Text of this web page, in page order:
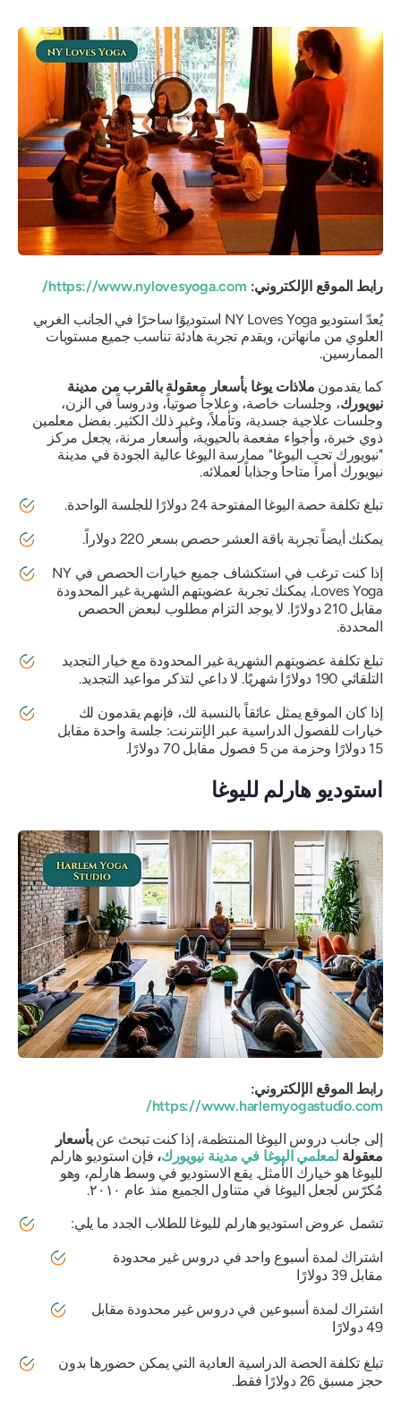
رابط الموقع الإلكتروني: https://www.nylovesyoga.com/
يُعدّ استوديو NY Loves Yoga استوديوًا ساحرًا في الجانب الغربي
العلوي من مانهاتن، ويقدم تجربة هادئة تناسب جميع مستويات
الممارسين.
كما يقدمونملاذات يوغا بأسعار معقولة بالقرب من مدينة
نيويورك، وجلسات خاصة، وعلاجاً صوتياً، ودروساً في الزن،
وجلسات علاجية جسدية، وتأملاً، وغير ذلك الكثير. بفضل معلمين
ذوي خبرة، وأجواء مفعمة بالحيوية، وأسعار مرنة، يجعل مركز
"نيويورك تحب اليوغا" ممارسة اليوغا عالية الجودة في مدينة
نيويورك أمراً متاحاً وجذاباً لعملائه.
تبلغ تكلفة حصة اليوغا المفتوحة 24 دولارًا للجلسة الواحدة.
يمكنك أيضاً تجربة باقة العشر حصص بسعر 220 دولاراً.
إذا كنت ترغب في استكشاف جميع خيارات الحصص في NY
Loves Yoga، يمكنك تجربة عضويتهم الشهرية غير المحدودة
مقابل 210 دولارًا. لا يوجد التزام مطلوب لبعض الحصص
المحددة.
تبلغ تكلفة عضويتهم الشهرية غير المحدودة مع خيار التجديد
التلقائي 190 دولارًا شهريًا. لا داعي لتذكر مواعيد التجديد.
إذا كان الموقع يمثل عائقاً بالنسبة لك، فإنهم يقدمون لك
خيارات للفصول الدراسية عبر الإنترنت: جلسة واحدة مقابل
15 دولارًا وحزمة من 5 فصول مقابل 70 دولارًا.
استوديو هارلم لليوغا
رابط الموقع الإلكتروني:
https://www.harlemyogastudio.com/
إلى جانب دروس اليوغا المنتظمة، إذا كنت تبحث عنبأسعار
معقولةلمعلمي اليوغا في مدينة نيويورك،فإن استوديو هارلم
لليوغا هو خيارك الأمثل. يقع الاستوديو في وسط هارلم، وهو
مُكرّس لجعل اليوغا في متناول الجميع منذ عام ٢٠١٠.
تشمل عروض استوديو هارلم لليوغا للطلاب الجدد ما يلي:
اشتراك لمدة أسبوع واحد في دروس غير محدودة
مقابل 39 دولارًا
اشتراك لمدة أسبوعين في دروس غير محدودة مقابل
49 دولارًا
تبلغ تكلفة الحصة الدراسية العادية التي يمكن حضورها بدون
حجز مسبق 26 دولارًا فقط.